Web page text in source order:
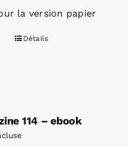
la version papier
Détails
114 – ebook